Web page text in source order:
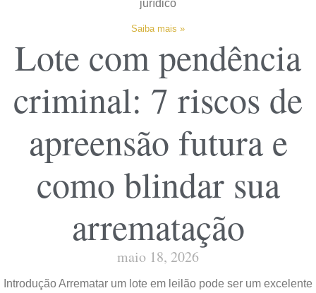
jurídico
Saiba mais »
Lote com pendência
criminal: 7 riscos de
apreensão futura e
como blindar sua
arrematação
maio 18, 2026
Introdução Arrematar um lote em leilão pode ser um excelente